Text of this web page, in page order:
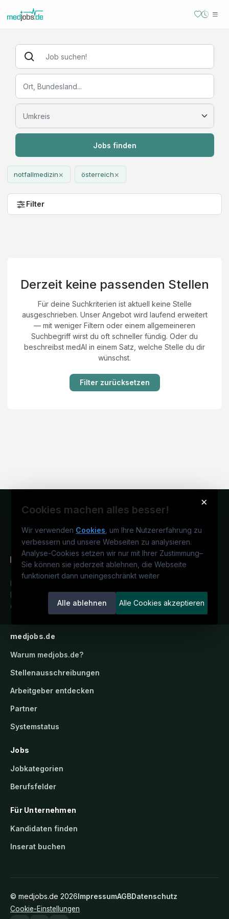
Jobs finden
notfallmedizin× österreich×
Filter
Derzeit keine passenden Stellen
Für deine Suchkriterien ist aktuell keine Stelle
ausgeschrieben. Unser Angebot wird laufend erweitert
— mit weniger Filtern oder einem allgemeineren
Suchbegriff wirst du oft schneller fündig. Oder du
beschreibst medAI in einem Satz, welche Stelle du dir
wünschst.
Filter zurücksetzen
×
Cookies machen alles besser!
Wir verwenden Cookies , um Ihre Nutzererfahrung zu
verbessern und unsere Webseiten zu analysieren.
Analyse-Cookies setzen wir nur mit Ihrer Zustimmung–
Sie können sie jederzeit ablehnen, die Webseite
funktioniert dann uneingeschränkt weiter
Alle ablehnen Alle Cookies akzeptieren
Deutschlands medizinisches
Karriereportal.Ein Service der
candidatis GmbH.
medjobs.de
Warum medjobs.de?
Stellenausschreibungen
Arbeitgeber entdecken
Partner
Systemstatus
Jobs
Jobkategorien
Berufsfelder
Für Unternehmen
Kandidaten finden
Inserat buchen
© medjobs.de 2026ImpressumAGBDatenschutz
Cookie-Einstellungen